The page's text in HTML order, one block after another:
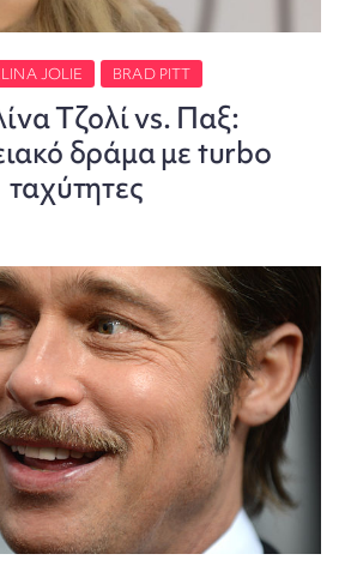
JOLIE BRAD PITT
Τζολί vs. Παξ:
δράμα με turbo
ταχύτητες